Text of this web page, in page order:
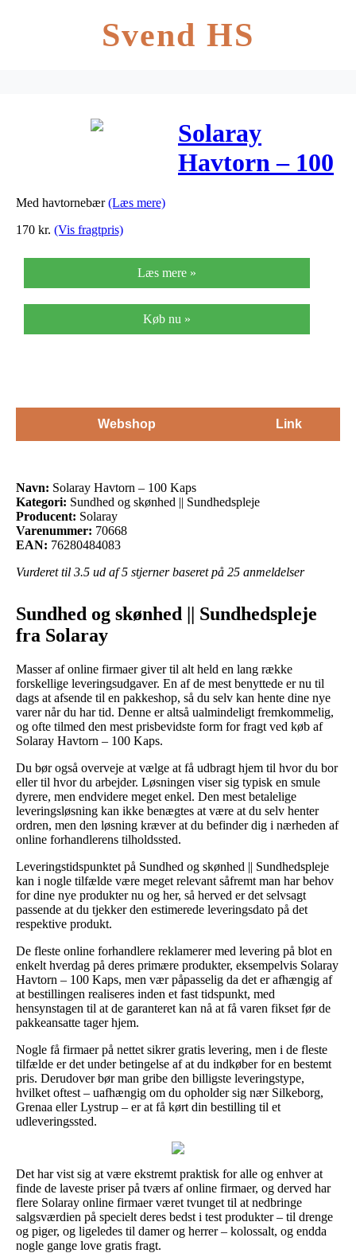
Svend HS
Solaray
Havtorn – 100
Med havtornebær(Læs mere)
170 kr. (Vis fragtpris)
Læs mere »
Køb nu »
Webshop Link
Navn: Solaray Havtorn – 100 Kaps
Kategori: Sundhed og skønhed || Sundhedspleje
Producent: Solaray
Varenummer: 70668
EAN: 76280484083
Vurderet til 3.5 ud af 5 stjerner baseret på 25 anmeldelser
Sundhed og skønhed || Sundhedspleje
fra Solaray
Masser af online firmaer giver til alt held en lang række
forskellige leveringsudgaver. En af de mest benyttede er nu til
dags at afsende til en pakkeshop, så du selv kan hente dine nye
varer når du har tid. Denne er altså ualmindeligt fremkommelig,
og ofte tilmed den mest prisbevidste form for fragt ved køb af
Solaray Havtorn – 100 Kaps.
Du bør også overveje at vælge at få udbragt hjem til hvor du bor
eller til hvor du arbejder. Løsningen viser sig typisk en smule
dyrere, men endvidere meget enkel. Den mest betalelige
leveringsløsning kan ikke benægtes at være at du selv henter
ordren, men den løsning kræver at du befinder dig i nærheden af
online forhandlerens tilholdssted.
Leveringstidspunktet på Sundhed og skønhed || Sundhedspleje
kan i nogle tilfælde være meget relevant såfremt man har behov
for dine nye produkter nu og her, så herved er det selvsagt
passende at du tjekker den estimerede leveringsdato på det
respektive produkt.
De fleste online forhandlere reklamerer med levering på blot en
enkelt hverdag på deres primære produkter, eksempelvis Solaray
Havtorn – 100 Kaps, men vær påpasselig da det er afhængig af
at bestillingen realiseres inden et fast tidspunkt, med
hensynstagen til at de garanteret kan nå at få varen fikset før de
pakkeansatte tager hjem.
Nogle få firmaer på nettet sikrer gratis levering, men i de fleste
tilfælde er det under betingelse af at du indkøber for en bestemt
pris. Derudover bør man gribe den billigste leveringstype,
hvilket oftest – uafhængig om du opholder sig nær Silkeborg,
Grenaa eller Lystrup – er at få kørt din bestilling til et
udleveringssted.
Det har vist sig at være ekstremt praktisk for alle og enhver at
finde de laveste priser på tværs af online firmaer, og derved har
flere Solaray online firmaer været tvunget til at nedbringe
salgsværdien på specielt deres bedst i test produkter – til drenge
og piger, og ligeledes til damer og herrer – kolossalt, og endda
nogle gange love gratis fragt.